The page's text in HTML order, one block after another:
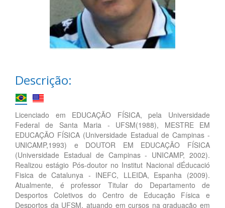
Descrição:
Licenciado em EDUCAÇÃO FÍSICA, pela Universidade
Federal de Santa Maria - UFSM(1988), MESTRE EM
EDUCAÇÃO FÍSICA (Universidade Estadual de Campinas -
UNICAMP,1993) e DOUTOR EM EDUCAÇÃO FÍSICA
(Universidade Estadual de Campinas - UNICAMP, 2002).
Realizou estágio Pós-doutor no Institut Nacional dÉducació
Fisica de Catalunya - INEFC, LLEIDA, Espanha (2009).
Atualmente, é professor Titular do Departamento de
Desportos Coletivos do Centro de Educação Física e
Desportos da UFSM, atuando em cursos na graduação em